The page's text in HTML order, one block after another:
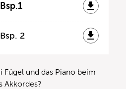
2
und das Piano beim
Akkordes?